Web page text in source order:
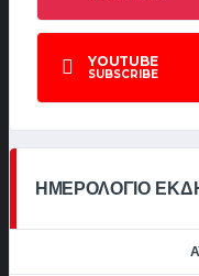
YOUTUBE
SUBSCRIBE
ΗΜΕΡΟΛΟΓΙΟ